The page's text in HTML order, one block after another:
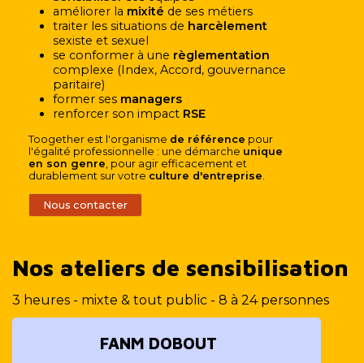
améliorer la mixité de ses métiers
traiter les situations de harcèlement
sexiste et sexuel
se conformer à une règlementation
complexe (Index, Accord, gouvernance
paritaire)
former ses managers
renforcer son impact RSE
Toogether est l'organisme de référence pour
l'égalité professionnelle : une démarche unique
en son genre, pour agir efficacement et
durablement sur votre culture d'entreprise.
Nous contacter
Nos ateliers de sensibilisation
3 heures - mixte & tout public - 8 à 24 personnes
FANM DOBOUT